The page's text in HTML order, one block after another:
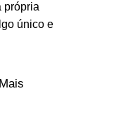
própria
único e